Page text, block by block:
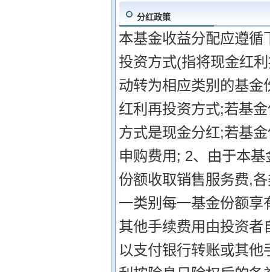
分红政策
本基金收益分配应遵
投资方式(指将现金红
动转为相应类别的基
红利再投资方式;若基
方式是现金分红;若基
申购费用; 2、由于本
份额收取销售服务费,
一类别每一基金份额
其他手续费用由投资
以支付银行转账或其